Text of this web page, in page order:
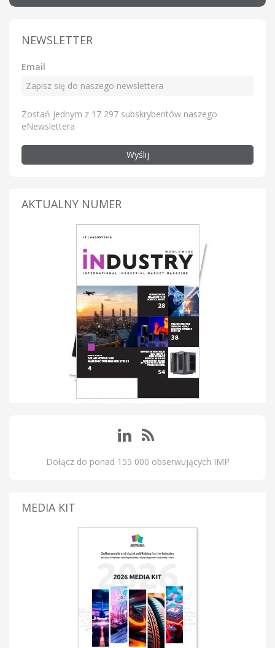
NEWSLETTER
Email
Zostań jednym z 17 297 subskrybentów naszego
eNewslettera
Wyślij
AKTUALNY NUMER
Dołącz do ponad 155 000 obserwujących IMP
MEDIA KIT